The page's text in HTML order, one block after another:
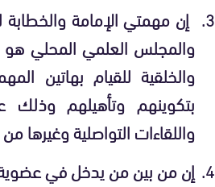
3. إن مهمتي الإمامة
والمجلس العلمي المحلي
والخلقية للقيام بهاتين
بتكوينهم وتأهيلهم وذلك
واللقاءات التواصلية وغيرها
4. إن من بين من يدخل في عضوية اللجنة كما